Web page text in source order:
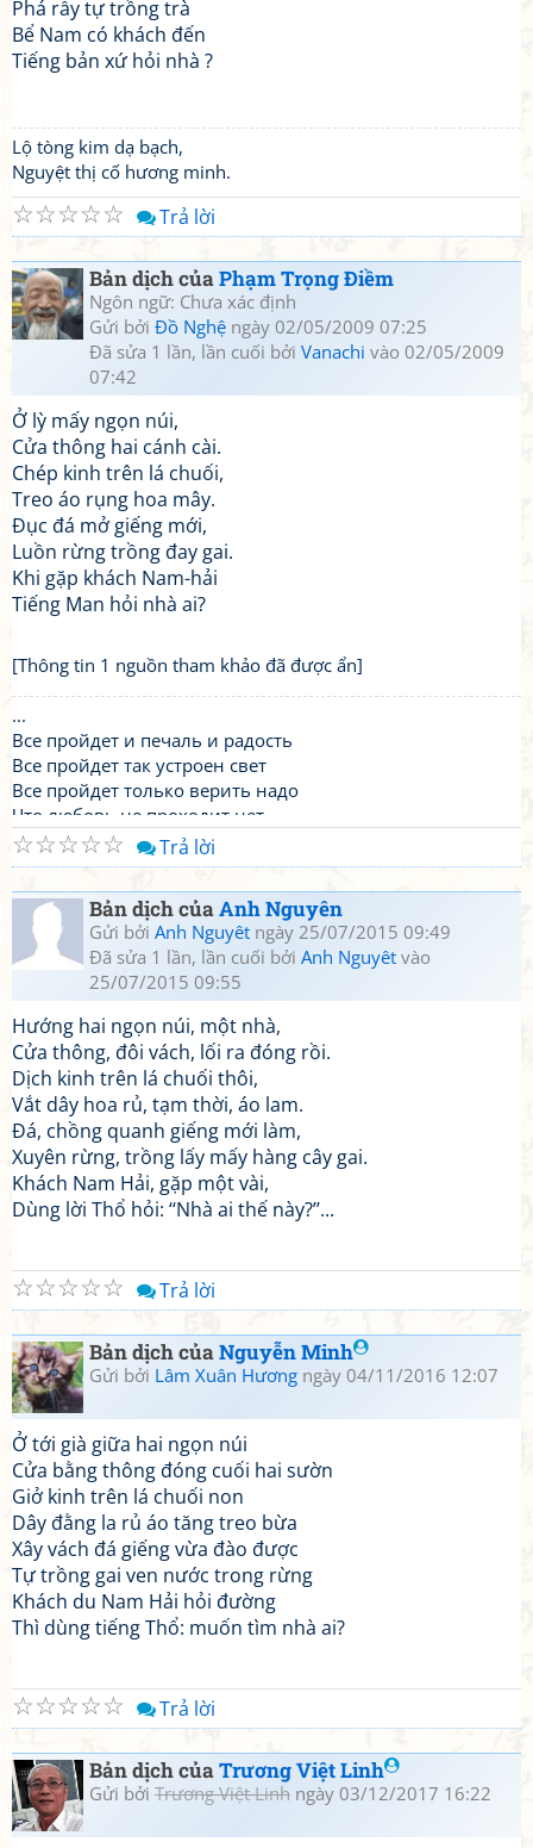
Phá rẫy tự trồng trà
Bể Nam có khách đến
Tiếng bản xứ hỏi nhà ?
Lộ tòng kim dạ bạch,
Nguyệt thị cố hương minh.
☆
☆
☆
☆
☆ Trả lời
Bản dịch củaPhạm Trọng Điềm
Ngôn ngữ: Chưa xác định
Gửi bởi Đồ Nghệ ngày 02/05/2009 07:25
Đã sửa 1 lần, lần cuối bởi Vanachi vào 02/05/2009
07:42
Ở lỳ mấy ngọn núi,
Cửa thông hai cánh cài.
Chép kinh trên lá chuối,
Treo áo rụng hoa mây.
Đục đá mở giếng mới,
Luồn rừng trồng đay gai.
Khi gặp khách Nam-hải
Tiếng Man hỏi nhà ai?
[Thông tin 1 nguồn tham khảo đã được ẩn]
...
Все пройдет и печаль и радость
Все пройдет так устроен свет
Все пройдет только верить надо
Что любовь не проходит нет ..
☆
☆
☆
☆
☆ Trả lời
Bản dịch củaAnh Nguyên
Gửi bởi Anh Nguyêt ngày 25/07/2015 09:49
Đã sửa 1 lần, lần cuối bởi Anh Nguyêt vào
25/07/2015 09:55
Hướng hai ngọn núi, một nhà,
Cửa thông, đôi vách, lối ra đóng rồi.
Dịch kinh trên lá chuối thôi,
Vắt dây hoa rủ, tạm thời, áo lam.
Đá, chồng quanh giếng mới làm,
Xuyên rừng, trồng lấy mấy hàng cây gai.
Khách Nam Hải, gặp một vài,
Dùng lời Thổ hỏi: ‘‘Nhà ai thế này?’’...
☆
☆
☆
☆
☆ Trả lời
Bản dịch củaNguyễn Minh
Gửi bởi Lâm Xuân Hương ngày 04/11/2016 12:07
Ở tới già giữa hai ngọn núi
Cửa bằng thông đóng cuối hai sườn
Giở kinh trên lá chuối non
Dây đằng la rủ áo tăng treo bừa
Xây vách đá giếng vừa đào được
Tự trồng gai ven nước trong rừng
Khách du Nam Hải hỏi đường
Thì dùng tiếng Thổ: muốn tìm nhà ai?
☆
☆
☆
☆
☆ Trả lời
Bản dịch củaTrương Việt Linh
Gửi bởi Trương Việt Linh ngày 03/12/2017 16:22